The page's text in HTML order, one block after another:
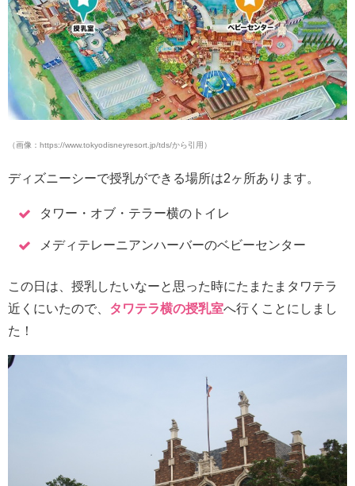
（画像：https://www.tokyodisneyresort.jp/tds/から引用）
ディズニーシーで授乳ができる場所は2ヶ所あります。
タワー・オブ・テラー横のトイレ
メディテレーニアンハーバーのベビーセンター
この日は、授乳したいなーと思った時にたまたまタワテラ
近くにいたので、
タワテラ横の授乳室へ行くことにしまし
た！